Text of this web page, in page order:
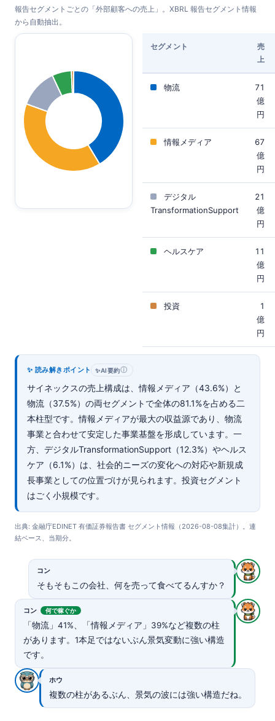
報告セグメントごとの「外部顧客への売上」。XBRL 報告セグメント情報
から自動抽出。
セグメント
売
上
物流
71
億
円
情報メディア
67
億
円
デジタル
TransformationSupport
21
億
円
ヘルスケア
11
億
円
投資
1
億
円
✨ 読み解きポイント ✨AI要約ⓘ
サイネックスの売上構成は、情報メディア（43.6%）と
物流（37.5%）の両セグメントで全体の81.1%を占める二
本柱型です。情報メディアが最大の収益源であり、物流
事業と合わせて安定した事業基盤を形成しています。一
方、デジタルTransformationSupport（12.3%）やヘルス
ケア（6.1%）は、社会的ニーズの変化への対応や新規成
長事業としての位置づけが見られます。投資セグメント
はごく小規模です。
出典: 金融庁EDINET 有価証券報告書 セグメント情報（2026-08-08集計）。連
結ベース、当期分。
コン
そもそもこの会社、何を売って食べてるんすか？
コン 何で稼ぐか
「物流」41%、「情報メディア」39%など複数の柱
があります。1本足ではないぶん景気変動に強い構造
です。
ホウ
複数の柱があるぶん、景気の波には強い構造だね。